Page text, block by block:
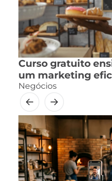
Curso gratuito
um marketing
Negócios